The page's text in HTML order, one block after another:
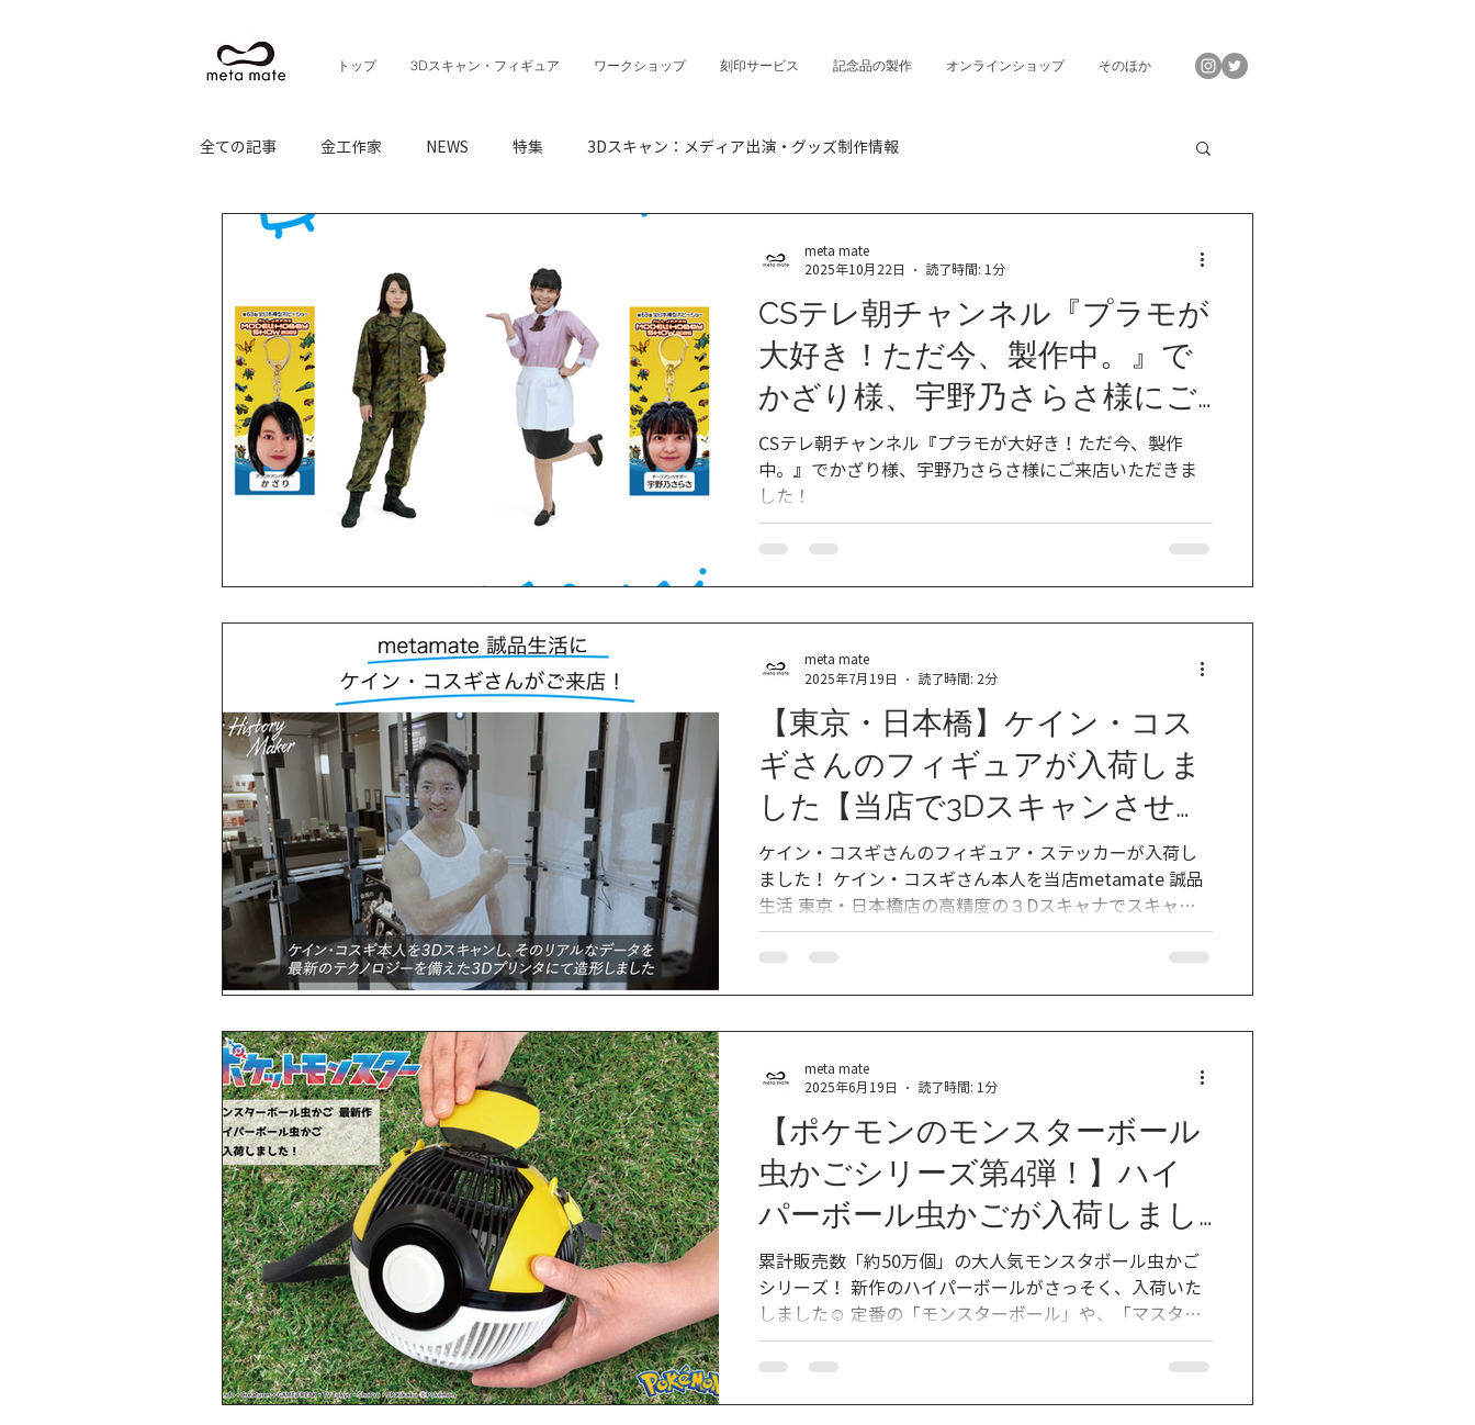
トップ 3Dスキャン・フィギュア ワークショップ 刻印サービス 記念品の製作 オンラインショップ そのほか
全ての記事 金工作家 NEWS 特集 3Dスキャン：メディア出演・グッズ制作情報
CSテレ朝チャンネル『プラモが
大好き！ただ今、製作中。』で
かざり様、宇野乃さらさ様にご
来店いただきました！
CSテレ朝チャンネル『プラモが大好き！ただ今、製作
中。』でかざり様、宇野乃さらさ様にご来店いただきま
した！
meta mate
2025年10月22日
読了時間: 1分
【東京・日本橋】ケイン・コス
ギさんのフィギュアが入荷しま
した【当店で3Dスキャンさせて
いただきました！】
ケイン・コスギさんのフィギュア・ステッカーが入荷し
ました！ ケイン・コスギさん本人を当店metamate 誠品
生活 東京・日本橋店の高精度の３Dスキャナでスキャニ
ングし、本人から読み取った身体の形状と色データをそ
のまま最新の造形テクノロジーを備えたフルカラー３Dプ
meta mate
2025年7月19日
読了時間: 2分
【ポケモンのモンスターボール
虫かごシリーズ第4弾！】​ハイ
パーボール虫かごが入荷しまし
た​！
累計販売数「約50万個」の大人気モンスタボール虫かご
シリーズ！ 新作のハイパーボールがさっそく、入荷いた
しました☺︎ 定番の「モンスターボール」や、「マスター
ボール」「スーパーボール」とシリーズ全種類販売中で
す。 虫かごとしての機能も充実...
meta mate
2025年6月19日
読了時間: 1分